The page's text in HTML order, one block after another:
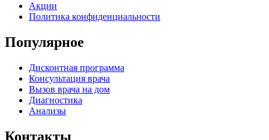
Акции
Политика конфиденциальности
Популярное
Дисконтная программа
Консультация врача
Вызов врача на дом
Диагностика
Анализы
Контакты